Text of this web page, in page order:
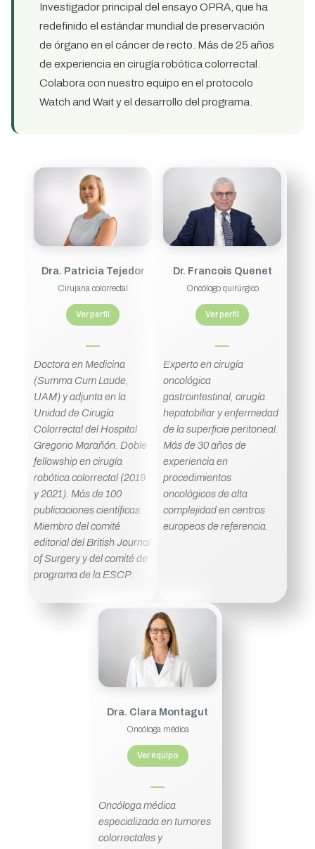
Investigador principal del ensayo OPRA, que ha
redefinido el estándar mundial de preservación
de órgano en el cáncer de recto. Más de 25 años
de experiencia en cirugía robótica colorrectal.
Colabora con nuestro equipo en el protocolo
Watch and Wait y el desarrollo del programa.
Dra. Patricia Tejedor
Cirujana colorrectal
Ver perfil
Doctora en Medicina
(Summa Cum Laude,
UAM) y adjunta en la
Unidad de Cirugía
Colorrectal del Hospital
Gregorio Marañón. Doble
fellowship en cirugía
robótica colorrectal (2019
y 2021). Más de 100
publicaciones científicas.
Miembro del comité
editorial del British Journal
of Surgery y del comité de
programa de la ESCP.
Dr. Francois Quenet
Oncólogo quirúrgico
Ver perfil
Experto en cirugía
oncológica
gastrointestinal, cirugía
hepatobiliar y enfermedad
de la superficie peritoneal.
Más de 30 años de
experiencia en
procedimientos
oncológicos de alta
complejidad en centros
europeos de referencia.
Dra. Clara Montagut
Oncóloga médica
Ver equipo
Oncóloga médica
especializada en tumores
colorrectales y